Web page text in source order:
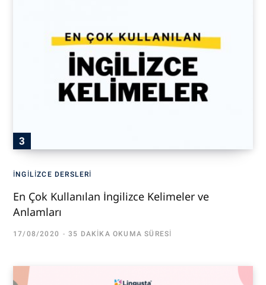
İNGILIZCE DERSLERI
En Çok Kullanılan İngilizce Kelimeler ve
Anlamları
17/08/2020 35 DAKIKA OKUMA SÜRESI